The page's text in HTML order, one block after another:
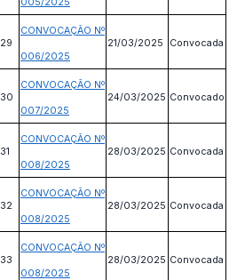
29
CONVOCAÇÃO Nº
006/2025
21/03/2025 Convocada
30
CONVOCAÇÃO Nº
007/2025
24/03/2025 Convocado
31
CONVOCAÇÃO Nº
008/2025
28/03/2025 Convocada
32
CONVOCAÇÃO Nº
008/2025
28/03/2025 Convocada
33
CONVOCAÇÃO Nº
008/2025
28/03/2025 Convocada